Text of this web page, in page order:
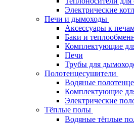
Электрические
Печи и дымоходы
Аксессуары к
Баки и
Комплектующие
Печи
Трубы для
Полотенцесушители
Водяные
Комплектующие
Электрические
Тёплые полы
Водяные тёплые